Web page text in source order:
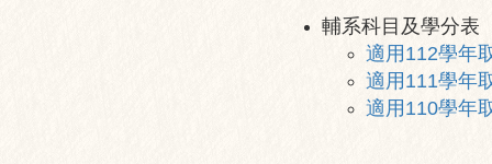
輔系科目及學分表
適用112學年
適用111學年
適用110學年